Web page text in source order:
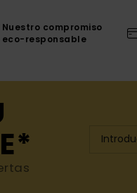
Nuestro compromiso
eco-responsable